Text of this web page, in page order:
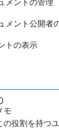
メントの管理
メント公開者
トの表示
モ
の役割を持つ